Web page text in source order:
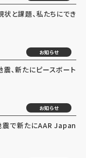
状と課題、私たちにでき
お知らせ
震、新たにピースボート
お知らせ
震で新たにAAR Japan